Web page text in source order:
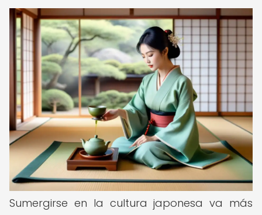
Sumergirse en la cultura japonesa va más